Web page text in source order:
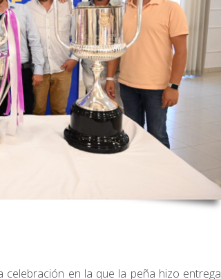
en la que la peña hizo entrega